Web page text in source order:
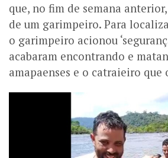
que, no fim de semana
de um garimpeiro. Para
o garimpeiro acionou
acabaram encontrando e
amapaenses e o catraieiro que